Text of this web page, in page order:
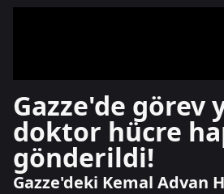
Gazze'de görev
doktor hücre
gönderildi!
Gazze'deki Kemal Advan